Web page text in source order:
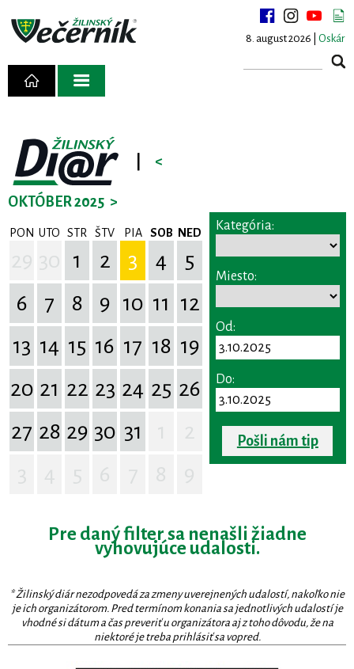
8. august 2026 | Oskár
<
OKTÓBER 2025 >
PON UTO STR ŠTV PIA SOB NED
1 2 3 4
5
6
7 8 9 10 11 12
13 14 15 16 17 18 19
20 21 22 23 24 25 26
27 28 29 30 31
Kategória:
Miesto:
Od:
Do:
Pošli nám tip
Pre daný filter sa nenašli žiadne
vyhovujúce udalosti.
* Žilinský diár nezodpovedá za zmeny uverejnených udalostí, nakoľko nie
je ich organizátorom. Pred termínom konania sa jednotlivých udalostí je
vhodné si dátum a čas preveriť u organizátora aj z toho dôvodu, že na
niektoré je treba prihlásiť sa vopred.